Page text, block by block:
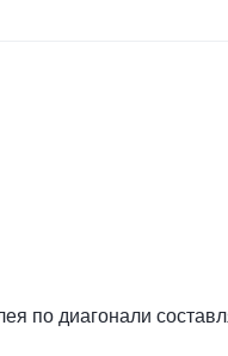
по диагонали